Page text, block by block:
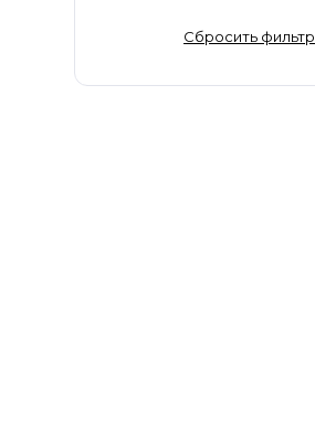
Иркутская область
Сбросить фильтр